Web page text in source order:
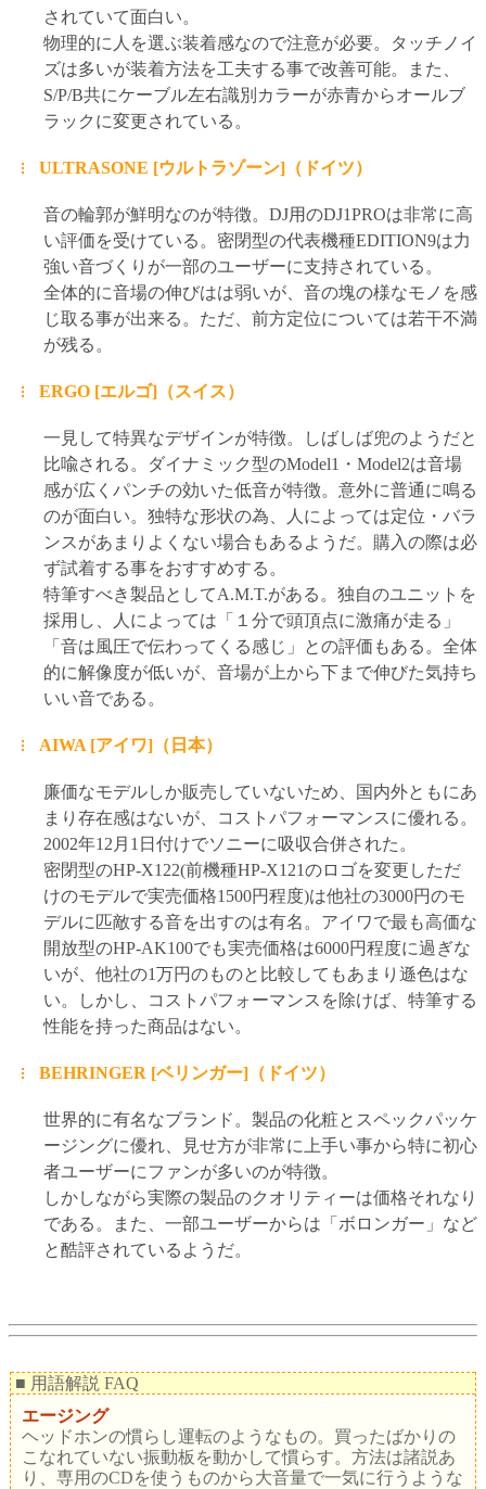
されていて面白い。
物理的に人を選ぶ装着感なので注意が必要。タッチノイ
ズは多いが装着方法を工夫する事で改善可能。また、
S/P/B共にケーブル左右識別カラーが赤青からオールブ
ラックに変更されている。
ULTRASONE [ウルトラゾーン]（ドイツ）
音の輪郭が鮮明なのが特徴。DJ用のDJ1PROは非常に高
い評価を受けている。密閉型の代表機種EDITION9は力
強い音づくりが一部のユーザーに支持されている。
全体的に音場の伸びはは弱いが、音の塊の様なモノを感
じ取る事が出来る。ただ、前方定位については若干不満
が残る。
ERGO [エルゴ]（スイス）
一見して特異なデザインが特徴。しばしば兜のようだと
比喩される。ダイナミック型のModel1・Model2は音場
感が広くパンチの効いた低音が特徴。意外に普通に鳴る
のが面白い。独特な形状の為、人によっては定位・バラ
ンスがあまりよくない場合もあるようだ。購入の際は必
ず試着する事をおすすめする。
特筆すべき製品としてA.M.T.がある。独自のユニットを
採用し、人によっては「１分で頭頂点に激痛が走る」
「音は風圧で伝わってくる感じ」との評価もある。全体
的に解像度が低いが、音場が上から下まで伸びた気持ち
いい音である。
AIWA [アイワ]（日本）
廉価なモデルしか販売していないため、国内外ともにあ
まり存在感はないが、コストパフォーマンスに優れる。
2002年12月1日付けでソニーに吸収合併された。
密閉型のHP-X122(前機種HP-X121のロゴを変更しただ
けのモデルで実売価格1500円程度)は他社の3000円のモ
デルに匹敵する音を出すのは有名。アイワで最も高価な
開放型のHP-AK100でも実売価格は6000円程度に過ぎな
いが、他社の1万円のものと比較してもあまり遜色はな
い。しかし、コストパフォーマンスを除けば、特筆する
性能を持った商品はない。
BEHRINGER [ベリンガー]（ドイツ）
世界的に有名なブランド。製品の化粧とスペックパッケ
ージングに優れ、見せ方が非常に上手い事から特に初心
者ユーザーにファンが多いのが特徴。
しかしながら実際の製品のクオリティーは価格それなり
である。また、一部ユーザーからは「ボロンガー」など
と酷評されているようだ。
■ 用語解説 FAQ
エージング
ヘッドホンの慣らし運転のようなもの。買ったばかりの
こなれていない振動板を動かして慣らす。方法は諸説あ
り、専用のCDを使うものから大音量で一気に行うような